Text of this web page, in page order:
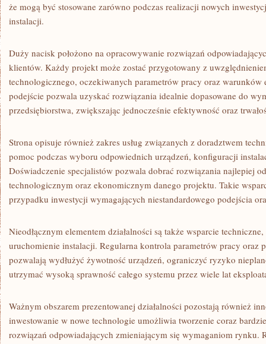
że mogą być stosowane zarówno podczas realizacji nowych
instalacji.
Duży nacisk położono na opracowywanie rozwiązań
klientów. Każdy projekt może zostać przygotowany z
technologicznego, oczekiwanych parametrów pracy oraz warunków
podejście pozwala uzyskać rozwiązania idealnie dopasowane do
przedsiębiorstwa, zwiększając jednocześnie efektywność oraz
Strona opisuje również zakres usług związanych z doradztwem
pomoc podczas wyboru odpowiednich urządzeń, konfiguracji
Doświadczenie specjalistów pozwala dobrać rozwiązania najlepiej
technologicznym oraz ekonomicznym danego projektu. Takie
przypadku inwestycji wymagających niestandardowego podejścia
Nieodłącznym elementem działalności są także wsparcie
uruchomienie instalacji. Regularna kontrola parametrów pracy oraz
pozwalają wydłużyć żywotność urządzeń, ograniczyć ryzyko
utrzymać wysoką sprawność całego systemu przez wiele lat
Ważnym obszarem prezentowanej działalności pozostają również
inwestowanie w nowe technologie umożliwia tworzenie coraz
rozwiązań odpowiadających zmieniającym się wymaganiom rynku.